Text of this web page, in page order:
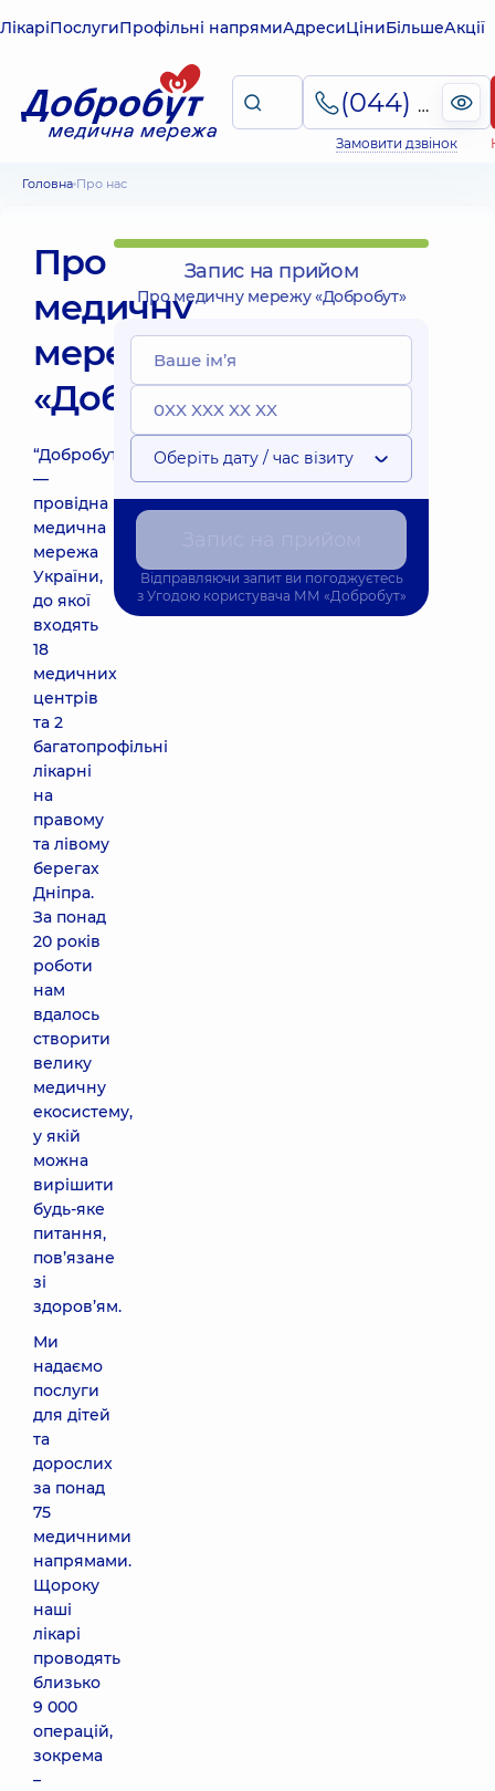
ЛікаріПослугиПрофільні напрямиАдресиЦіниБільшеАкції
(044) 495-2-888
Замовити дзвінок
Головна Про нас
Про
медичну
мережу
«Добробут»
“Добробут”
—
провідна
медична
мережа
України,
до якої
входять
18
медичних
центрів
та 2
багатопрофільні
лікарні
на
правому
та лівому
берегах
Дніпра.
За понад
20 років
роботи
нам
вдалось
створити
велику
медичну
екосистему,
у якій
можна
вирішити
будь-яке
питання,
пов’язане
зі
здоров’ям.
Ми
надаємо
послуги
для дітей
та
дорослих
за понад
75
медичними
напрямами.
Щороку
наші
лікарі
проводять
близько
9 000
операцій,
зокрема
–
Запис на прийом
Про медичну мережу «Добробут»
Оберіть дату / час візиту
Відправляючи запит ви погоджуєтесь
з Угодою користувача ММ «Добробут»